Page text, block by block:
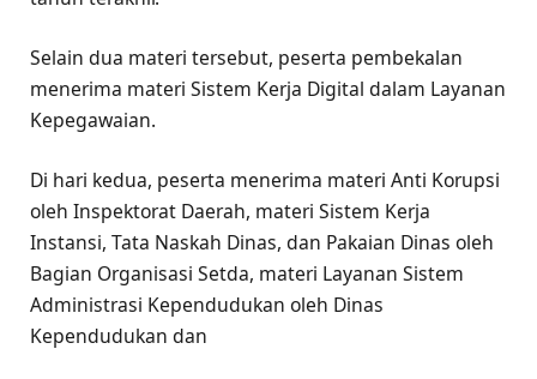
Selain dua materi tersebut, peserta pembekalan
menerima materi Sistem Kerja Digital dalam Layanan
Kepegawaian.
Di hari kedua, peserta menerima materi Anti Korupsi
oleh Inspektorat Daerah, materi Sistem Kerja
Instansi, Tata Naskah Dinas, dan Pakaian Dinas oleh
Bagian Organisasi Setda, materi Layanan Sistem
Administrasi Kependudukan oleh Dinas
Kependudukan dan